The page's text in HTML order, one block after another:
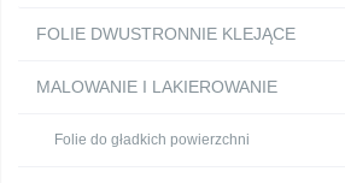
FOLIE DWUSTRONNIE KLEJĄCE
MALOWANIE I LAKIEROWANIE
Folie do gładkich powierzchni